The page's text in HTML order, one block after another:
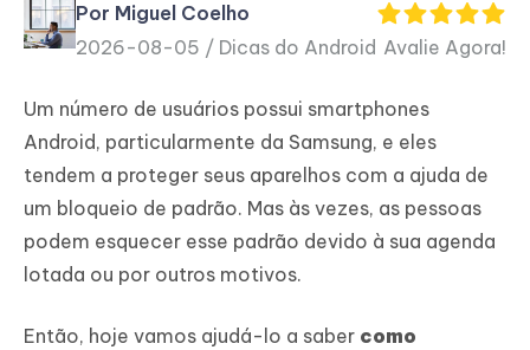
PDNob
PDF
Novo
iAnyGo
Por Miguel Coelho
2026-08-05 / Dicas do Android Avalie Agora!
Um número de usuários possui smartphones
Android, particularmente da Samsung, e eles
tendem a proteger seus aparelhos com a ajuda de
um bloqueio de padrão. Mas às vezes, as pessoas
podem esquecer esse padrão devido à sua agenda
lotada ou por outros motivos.
Então, hoje vamos ajudá-lo a saber como